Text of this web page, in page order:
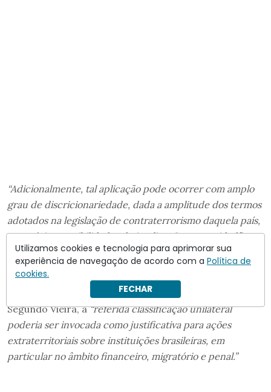
“Adicionalmente, tal aplicação pode ocorrer com amplo
grau de discricionariedade, dada a amplitude dos termos
adotados na legislação de contraterrorismo daquela país,
com sérias possibilidades de implicações para cidadãos
brasileiros nos planos financeiros, migratórios e penal.
Finalmente, há a possibilidade do uso da força militar dos
Estados Unidos em território brasileiro”,
Segundo Vieira, a“referida classificação unilateral
poderia ser invocada como justificativa para ações
extraterritoriais sobre instituições brasileiras, em
particular no âmbito financeiro, migratório e penal.”
Utilizamos cookies e tecnologia para aprimorar sua
experiência de navegação de acordo com a Política de
cookies.
FECHAR